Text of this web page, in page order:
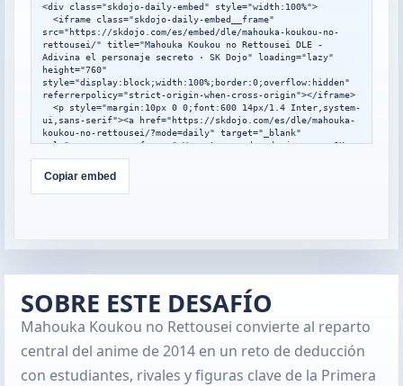
<div class="skdojo-daily-embed" style="width:100%">
src="https://skdojo.com/es/embed/dle/mahouka-koukou-no-
rettousei/" title="Mahouka Koukou no Rettousei DLE -
Adivina el personaje secreto · SK Dojo" loading="lazy"
height="760"
style="display:block;width:100%;border:0;overflow:hidden"
referrerpolicy="strict-origin-when-cross-origin"></iframe>
ui,sans-serif"><a href="https://skdojo.com/es/dle/mahouka-
koukou-no-rettousei/?mode=daily" target="_blank"
rel="noopener noreferrer">Ver otros modos de juego en SK
Dojo</a></p>
</div>
<script>
window.addEventListener("message",function(event){
frame.style.height=Math.max(560,Math.min(1400,Number(data.h
eight)||760))+"px";
    }
  });
});
</script>
Copiar embed
SOBRE ESTE DESAFÍO
Mahouka Koukou no Rettousei convierte al reparto
central del anime de 2014 en un reto de deducción
con estudiantes, rivales y figuras clave de la Primera